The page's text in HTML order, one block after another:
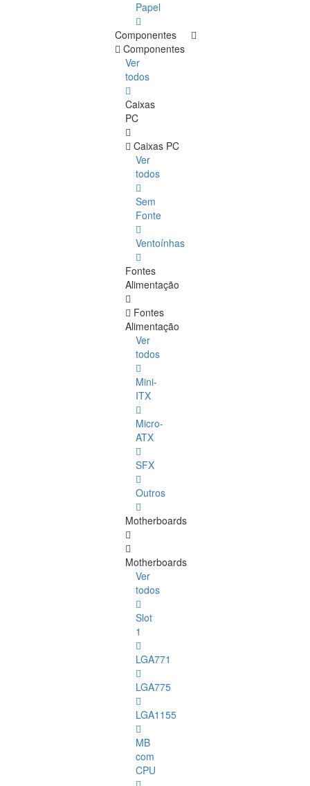
Papel
Componentes
Componentes
Ver
todos
Caixas
PC
Caixas PC
Ver
todos
Sem
Fonte
Ventoínhas
Fontes
Alimentação
Fontes
Alimentação
Ver
todos
Mini-
ITX
Micro-
ATX
SFX
Outros
Motherboards
Motherboards
Ver
todos
Slot
1
LGA771
LGA775
LGA1155
MB
com
CPU